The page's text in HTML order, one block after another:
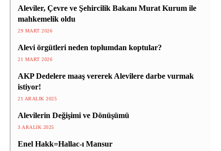
Aleviler, Çevre ve Şehircilik Bakanı Murat Kurum ile
mahkemelik oldu
29 MART 2026
Alevi örgütleri neden toplumdan koptular?
21 MART 2026
AKP Dedelere maaş vererek Alevilere darbe vurmak
istiyor!
21 ARALIK 2025
Alevilerin Değişimi ve Dönüşümü
3 ARALIK 2025
Enel Hakk=Hallac-ı Mansur